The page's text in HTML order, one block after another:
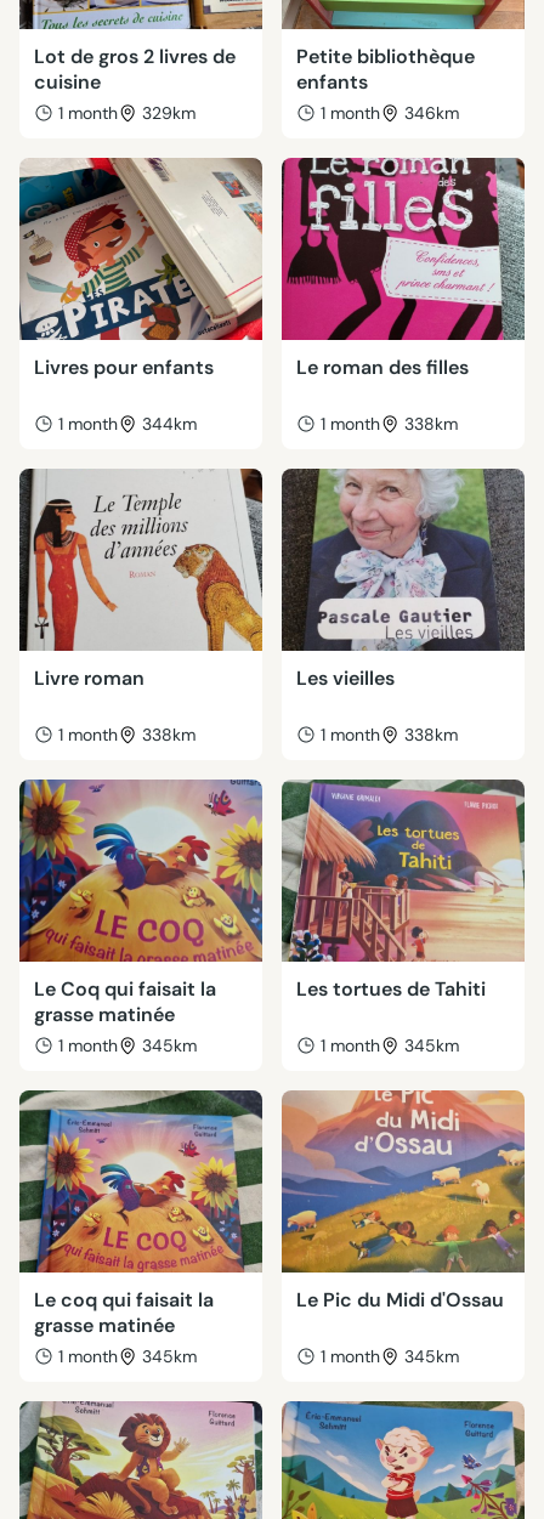
Lot de gros 2 livres de
cuisine
1 month 329km
Petite bibliothèque
enfants
1 month 346km
Livres pour enfants
1 month 344km
Le roman des filles
1 month 338km
Livre roman
1 month 338km
Les vieilles
1 month 338km
Le Coq qui faisait la
grasse matinée
1 month 345km
Les tortues de Tahiti
1 month 345km
Le coq qui faisait la
grasse matinée
1 month 345km
Le Pic du Midi d'Ossau
1 month 345km